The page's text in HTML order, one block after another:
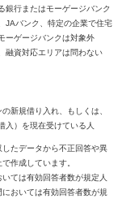
銀行またはモーゲージバンク
JAバンク、特定の企業で住宅
ーゲージバンクは対象外
融資対応エリアは問わない
新規借り入れ、もしくは、
入）を現在受けている人
たデータから不正回答や異
作成しています。
ては有効回答者数が規定人
おいては有効回答者数が規